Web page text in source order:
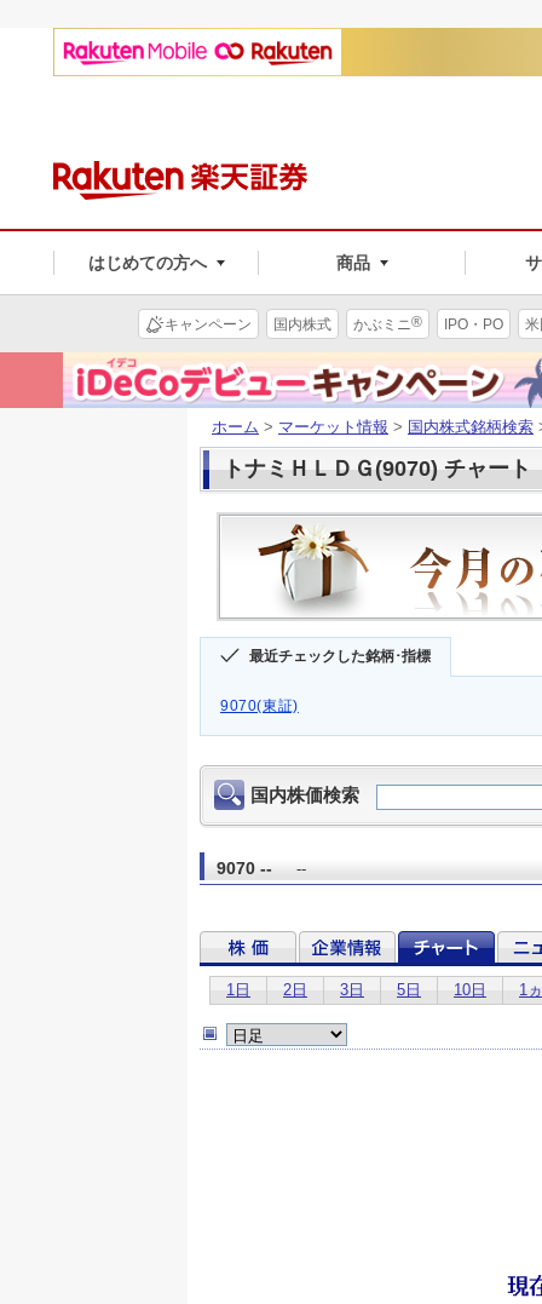
はじめての方へ 商品
キャンペーン 国内株式 かぶミニ® IPO・PO
ホーム > マーケット情報 > 国内株式銘柄検索
トナミＨＬＤＧ(9070) チャート
最近チェックした銘柄･指標
9070(東証)